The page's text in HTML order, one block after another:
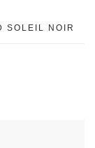
SOLEIL NOIR